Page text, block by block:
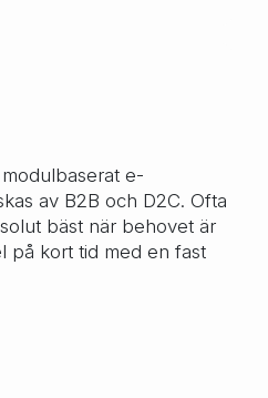
e-
av B2B och D2C. Ofta
bäst när behovet är
på kort tid med en fast